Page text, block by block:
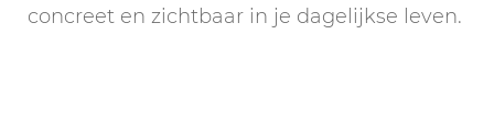
concreet en zichtbaar in je dagelijkse leven.